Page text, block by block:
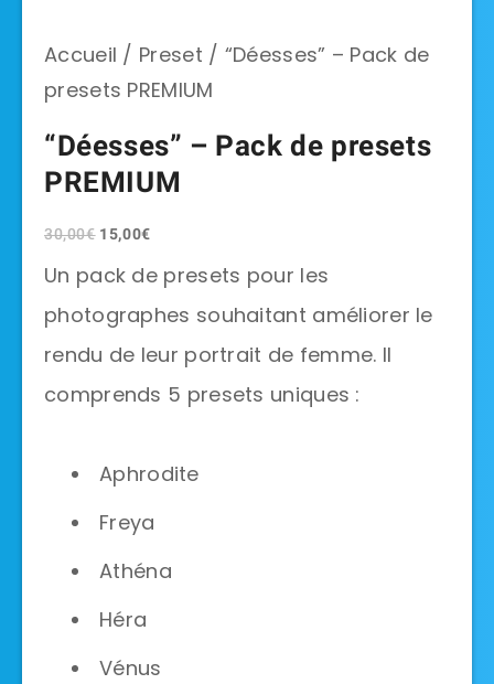
Accueil / Preset / “Déesses” – Pack de
presets PREMIUM
“Déesses” – Pack de presets
PREMIUM
30,00€ Le
initial
30,00€.
15,00€Le
actuel
15,00€.
Un pack de presets pour les
photographes souhaitant améliorer le
rendu de leur portrait de femme. Il
comprends 5 presets uniques :
Aphrodite
Freya
Athéna
Héra
Vénus